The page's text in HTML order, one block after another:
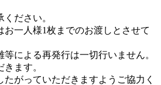
ださい。
一人様1枚までのお渡しとさせて
による再発行は一切行いません。
ます。
がっていただきますようご協力く